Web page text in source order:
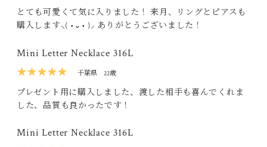
とても可愛くて気に入りました！ 来月、リングとピアスも
購入します‪⸜( •⌄• )⸝‬ ありがとうございました！
Mini Letter Necklace 316L
★★★★★
千葉県 22歳
プレゼント用に購入しました、渡した相手も喜んでくれま
した、品質も良かったです！
Mini Letter Necklace 316L